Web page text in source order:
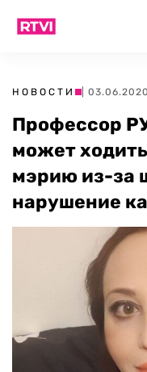
НОВОСТИ |
Профессор
может
мэрию из-за
нарушение